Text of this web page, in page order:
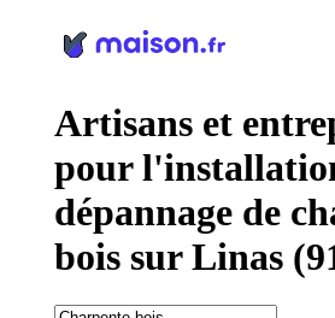
Artisans et
pour
dépannage de
bois sur Linas